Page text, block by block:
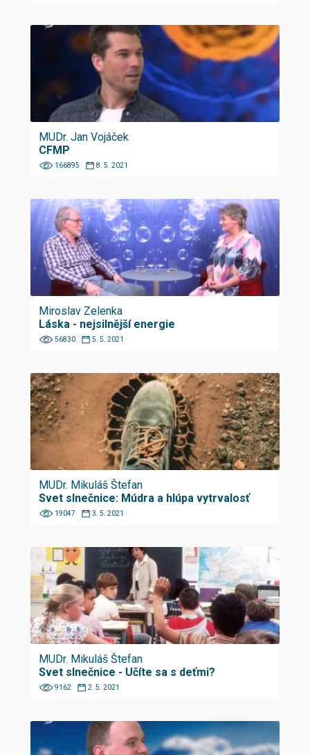
MUDr. Jan Vojáček
CFMP
166895 8. 5. 2021
Miroslav Zelenka
Láska - nejsilnější energie
56830 5. 5. 2021
MUDr. Mikuláš Štefan
Svet slnečnice: Múdra a hlúpa vytrvalosť
19047 3. 5. 2021
MUDr. Mikuláš Štefan
Svet slnečnice - Učíte sa s deťmi?
9162 2. 5. 2021